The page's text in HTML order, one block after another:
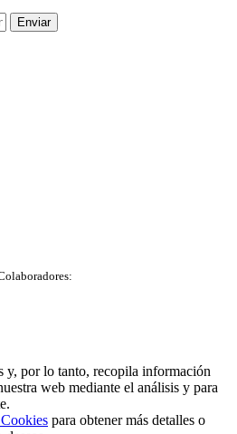
Enviar
y, por lo tanto, recopila información
web mediante el análisis y para
para obtener más detalles o